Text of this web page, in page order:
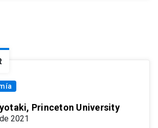
Princeton University
2021